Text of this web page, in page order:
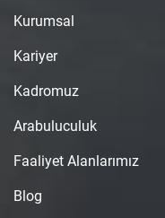
Kurumsal
Kariyer
Kadromuz
Arabuluculuk
Faaliyet Alanlarımız
Blog